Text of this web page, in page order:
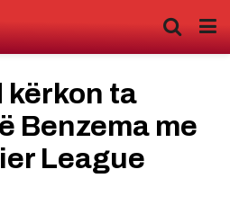
kërkon ta
Benzema me
League